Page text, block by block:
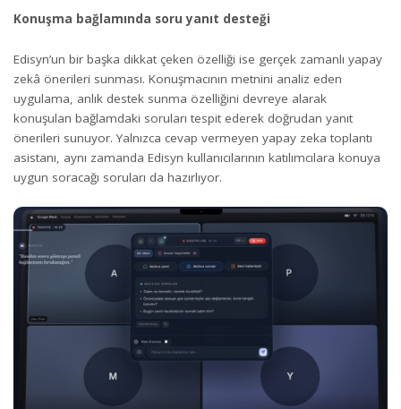
Konuşma bağlamında soru yanıt desteği
Edisyn’un bir başka dikkat çeken özelliği ise gerçek zamanlı yapay
zekâ önerileri sunması. Konuşmacının metnini analiz eden
uygulama, anlık destek sunma özelliğini devreye alarak
konuşulan bağlamdaki soruları tespit ederek doğrudan yanıt
önerileri sunuyor. Yalnızca cevap vermeyen yapay zeka toplantı
asistanı, aynı zamanda Edisyn kullanıcılarının katılımcılara konuya
uygun soracağı soruları da hazırlıyor.